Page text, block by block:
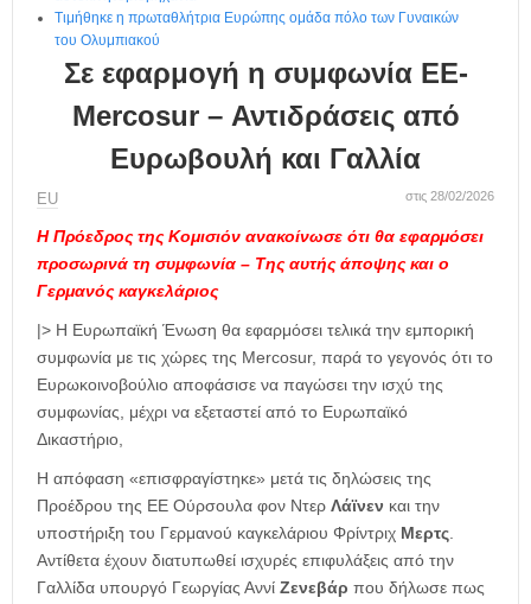
Τιμήθηκε η πρωταθλήτρια Ευρώπης ομάδα πόλο των Γυναικών
του Ολυμπιακού
Σε εφαρμογή η συμφωνία ΕΕ-
Mercosur – Αντιδράσεις από
Ευρωβουλή και Γαλλία
ΕU στις 28/02/2026
Η Πρόεδρος της Κομισιόν ανακοίνωσε ότι θα εφαρμόσει
προσωρινά τη συμφωνία – Της αυτής άποψης και ο
Γερμανός καγκελάριος
|> Η Ευρωπαϊκή Ένωση θα εφαρμόσει τελικά την εμπορική
συμφωνία με τις χώρες της Mercosur, παρά το γεγονός ότι το
Ευρωκοινοβούλιο αποφάσισε να παγώσει την ισχύ της
συμφωνίας, μέχρι να εξεταστεί από το Ευρωπαϊκό
Δικαστήριο,
Η απόφαση «επισφραγίστηκε» μετά τις δηλώσεις της
Προέδρου της ΕΕ Ούρσουλα φον Ντερ Λάϊνεν και την
υποστήριξη του Γερμανού καγκελάριου Φρίντριχ Μερτς.
Αντίθετα έχουν διατυπωθεί ισχυρές επιφυλάξεις από την
Γαλλίδα υπουργό Γεωργίας Αννί Ζενεβάρ που δήλωσε πως